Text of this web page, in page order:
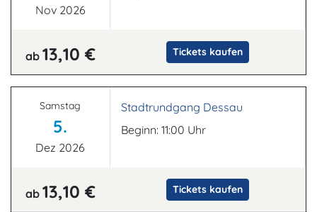
Nov 2026
ab 13,10 € Tickets kaufen
Samstag
5.
Dez 2026
Stadtrundgang Dessau
Beginn: 11:00 Uhr
ab 13,10 € Tickets kaufen